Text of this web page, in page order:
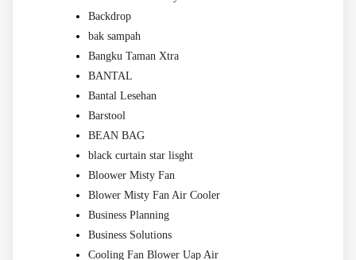
Backdrop
bak sampah
Bangku Taman Xtra
BANTAL
Bantal Lesehan
Barstool
BEAN BAG
black curtain star lisght
Bloower Misty Fan
Blower Misty Fan Air Cooler
Business Planning
Business Solutions
Cooling Fan Blower Uap Air